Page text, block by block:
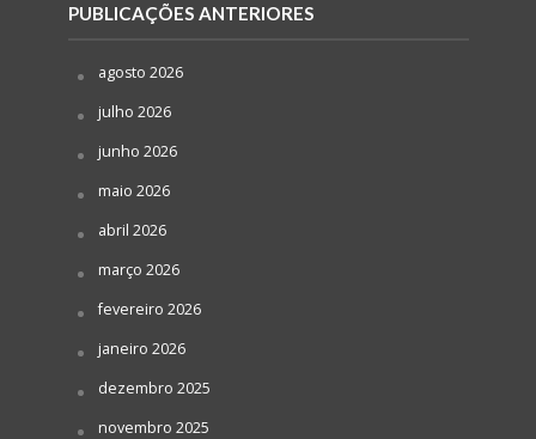
PUBLICAÇÕES ANTERIORES
agosto 2026
julho 2026
junho 2026
maio 2026
abril 2026
março 2026
fevereiro 2026
janeiro 2026
dezembro 2025
novembro 2025